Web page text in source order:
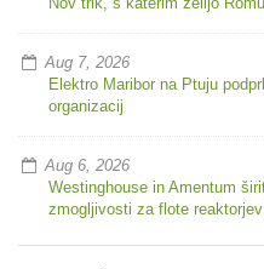
Aug 7, 2026
Elektro Maribor na Ptuju
organizacij
Aug 6, 2026
Westinghouse in Amentum
zmogljivosti za flote